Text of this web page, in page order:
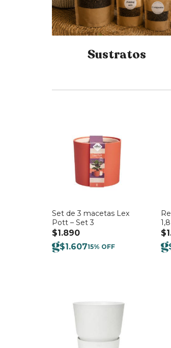
Sustratos
Set de 3 macetas Lex
Pott – Set 3
$1.890
$1.60715% OFF
$